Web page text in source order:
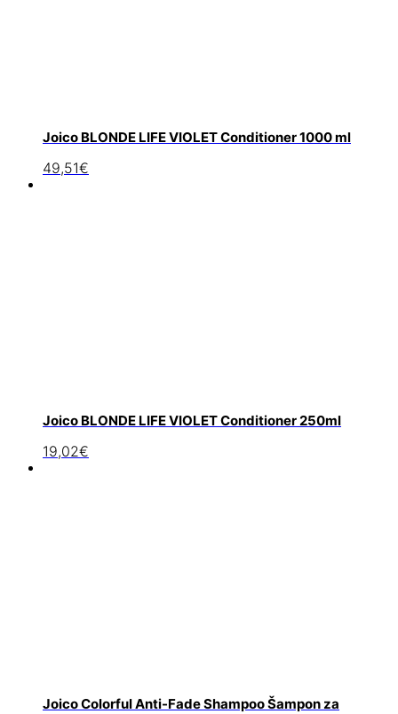
Joico BLONDE LIFE VIOLET Conditioner 1000 ml
49,51€
Joico BLONDE LIFE VIOLET Conditioner 250ml
19,02€
Joico Colorful Anti-Fade Shampoo Šampon za